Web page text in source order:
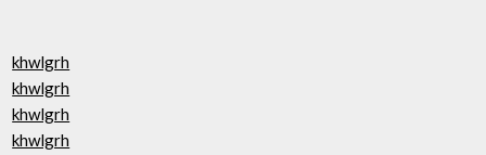
khwlgrh
khwlgrh
khwlgrh
khwlgrh